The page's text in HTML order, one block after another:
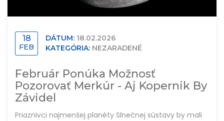
18
FEB
DÁTUM: 18.02.2026
KATEGÓRIA: NEZARADENÉ
Február Ponúka Možnosť
Pozorovať Merkúr - Aj Kopernik By
Závidel
Priaznivci najmenšej planéty Slnečnej sústavy by mali